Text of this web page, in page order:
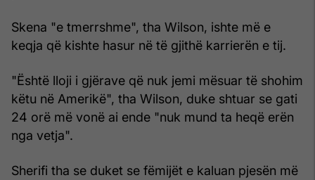
Skena "e tmerrshme", tha Wilson, ishte më e
keqja që kishte hasur në të gjithë karrierën e tij.
"Është lloji i gjërave që nuk jemi mësuar të shohim
këtu në Amerikë", tha Wilson, duke shtuar se gati
24 orë më vonë ai ende "nuk mund ta heqë erën
nga vetja".
Sherifi tha se duket se fëmijët e kaluan pjesën më